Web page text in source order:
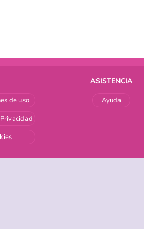
de uso
ASISTENCIA
Ayuda